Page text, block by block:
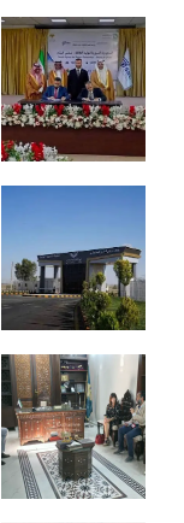
لتنفيذ
الشمسية
افتتاح
ومشاريع
تعاون
الهولندية